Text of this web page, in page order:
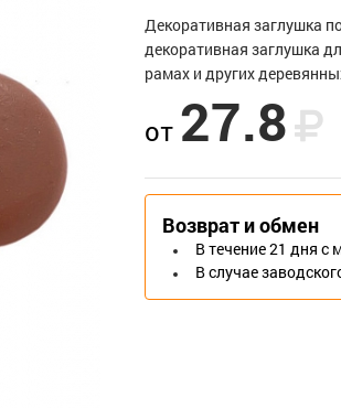
Декоративная заглушка
декоративная заглушка
рамах и других
от 27.8
Возврат и обмен
В течение 21 дня с
В случае